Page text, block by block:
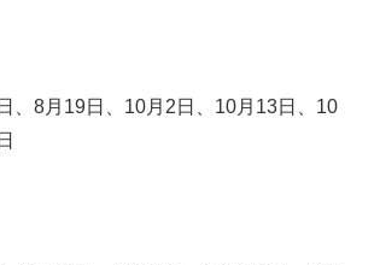
、8月19日、10月2日、10月13日、10